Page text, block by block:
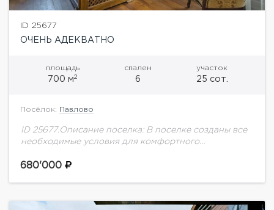
ID 25677
ОЧЕНЬ АДЕКВАТНО
площадь
700 м2
спален
6
участок
25 сот.
Посёлок: Павлово
ID 25677.Описание поселка: В поселке созданы все
необходимые условия для комфортного
удобная транспортная доступность – одно из его
680'000